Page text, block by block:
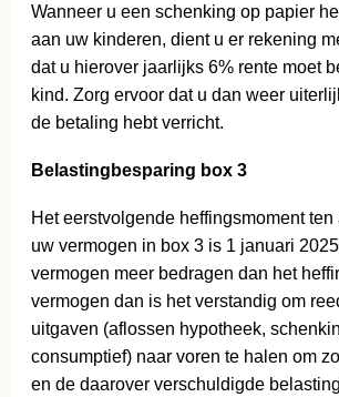
Wanneer u een schenking op papier
aan uw kinderen, dient u er rekening
dat u hierover jaarlijks 6% rente moet
kind. Zorg ervoor dat u dan weer
de betaling hebt verricht.
Belastingbesparing box 3
Het eerstvolgende heffingsmoment
uw vermogen in box 3 is 1 januari
vermogen meer bedragen dan het
vermogen dan is het verstandig om
uitgaven (aflossen hypotheek,
consumptief) naar voren te halen om
en de daarover verschuldigde